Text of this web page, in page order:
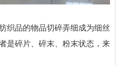
织品的物品切碎弄细成为细丝
是碎片、碎末、粉末状态，来